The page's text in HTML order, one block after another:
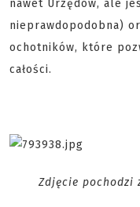
nawet Urzędów, ale
nieprawdopodobna)
ochotników, które
całości.
Zdjęcie pochodzi